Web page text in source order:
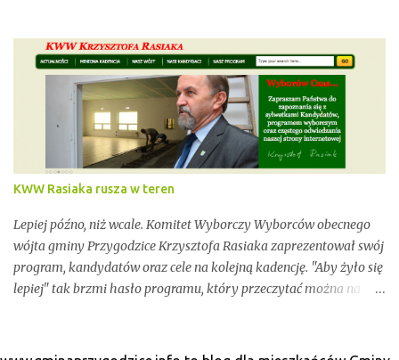
uważać. Incydentów podczas głosowania nie brakowało.
Wszystko zawarte zostanie w poniższym kalendarium.
Zaczynamy! Wystarczy, że odświeżysz stronę, a kolejne newsy
pojawią się w tym poście. Pozostańmy w stałym kontakcie.
KWW Rasiaka rusza w teren
Lepiej późno, niż wcale. Komitet Wyborczy Wyborców obecnego
wójta gminy Przygodzice Krzysztofa Rasiaka zaprezentował swój
program, kandydatów oraz cele na kolejną kadencję. "Aby żyło się
lepiej" tak brzmi hasło programu, który przeczytać można na
mijającej kadencji 2010-2014, wcześniej był członkiem zarządu